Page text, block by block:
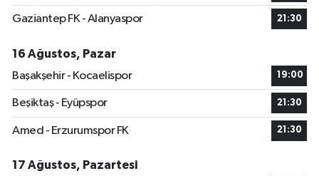
Gaziantep FK - Alanyaspor 21:30
16 Ağustos, Pazar
Başakşehir - Kocaelispor
19:00
Beşiktaş - Eyüpspor 21:30
Amed - Erzurumspor FK 21:30
17 Ağustos, Pazartesi